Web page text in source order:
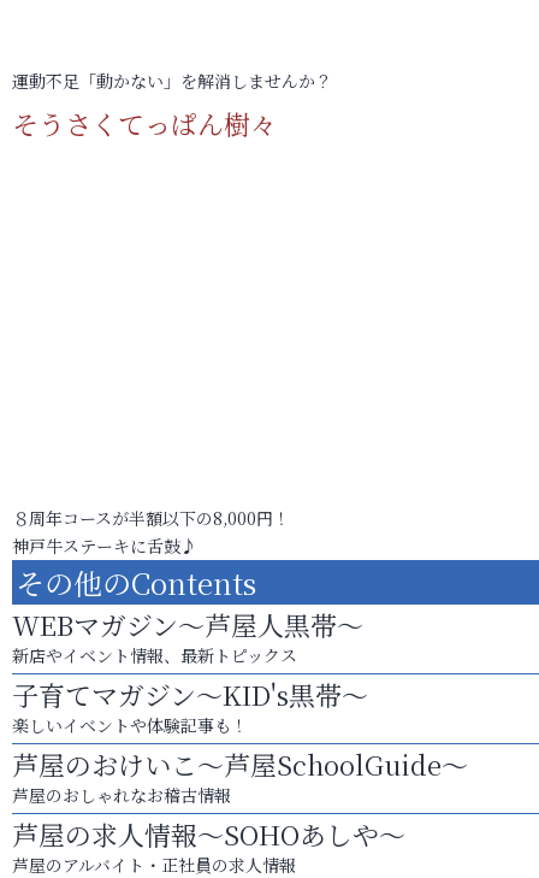
運動不足「動かない」を解消しませんか？
そうさくてっぱん樹々
８周年コースが半額以下の8,000円！
神戸牛ステーキに舌鼓♪
その他のContents
WEBマガジン～芦屋人黒帯～
新店やイベント情報、最新トピックス
子育てマガジン～KID's黒帯～
楽しいイベントや体験記事も！
芦屋のおけいこ～芦屋SchoolGuide～
芦屋のおしゃれなお稽古情報
芦屋の求人情報～SOHOあしや～
芦屋のアルバイト・正社員の求人情報